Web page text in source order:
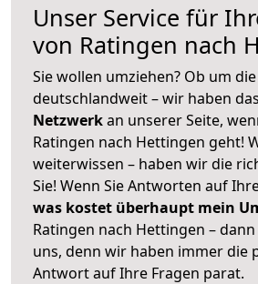
Unser Service für
von Ratingen nach
Sie wollen umziehen? Ob um
deutschlandweit – wir haben das
Netzwerkan unserer Seite,
Ratingen nach Hettingen geht!
weiterwissen – haben wir die
Sie! Wenn Sie Antworten auf
was kostet überhaupt mein
Ratingen nach Hettingen –
uns, denn wir haben immer die
Antwort auf Ihre Fragen parat.